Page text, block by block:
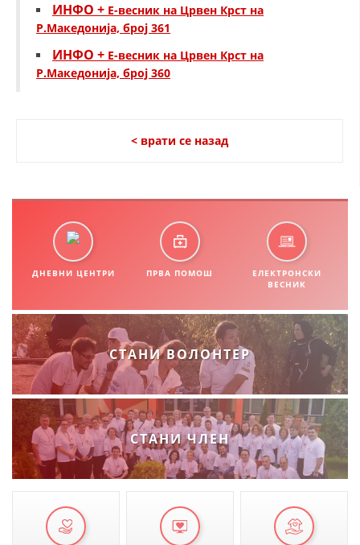
ИНФО + Е-весник на Црвен Крст на
Р.Македонија, број 361
ИНФО + Е-весник на Црвен Крст на
Р.Македонија, број 360
< врати се назад
ДНЕВНИ ЦЕНТРИ ПРВА ПОМОШ
ЕЛЕКТРОНСКИ
ВЕСНИК
СТАНИ ВОЛОНТЕР
СТАНИ ЧЛЕН